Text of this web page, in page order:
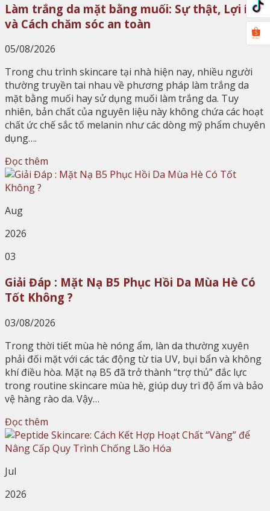
Làm trắng da mặt bằng muối: Sự thật, Lợi ích
và Cách chăm sóc an toàn
05/08/2026
Trong chu trình skincare tại nhà hiện nay, nhiều người
thường truyền tai nhau về phương pháp làm trắng da
mặt bằng muối hay sử dụng muối làm trắng da. Tuy
nhiên, bản chất của nguyên liệu này không chứa các hoạt
chất ức chế sắc tố melanin như các dòng mỹ phẩm chuyên
dụng….
Đọc thêm
Aug
2026
03
Giải Đáp : Mặt Nạ B5 Phục Hồi Da Mùa Hè Có
Tốt Không ?
03/08/2026
Trong thời tiết mùa hè nóng ẩm, làn da thường xuyên
phải đối mặt với các tác động từ tia UV, bụi bẩn và không
khí điều hòa. Mặt nạ B5 đã trở thành “trợ thủ” đắc lực
trong routine skincare mùa hè, giúp duy trì độ ẩm và bảo
vệ hàng rào da. Vậy…
Đọc thêm
Jul
2026